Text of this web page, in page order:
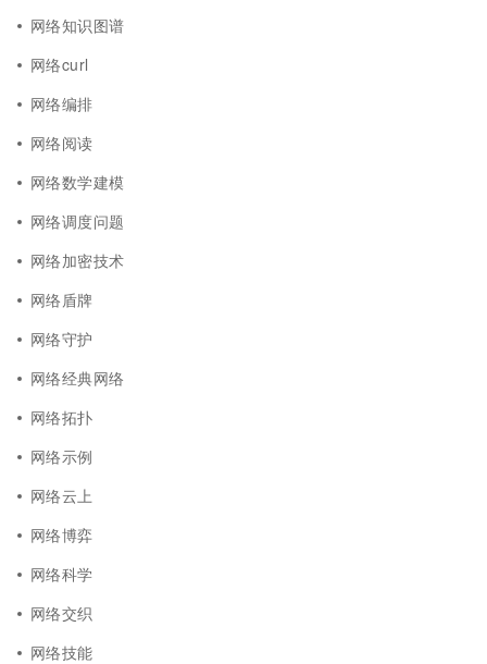
网络知识图谱
网络curl
网络编排
网络阅读
网络数学建模
网络调度问题
网络加密技术
网络盾牌
网络守护
网络经典网络
网络拓扑
网络示例
网络云上
网络博弈
网络科学
网络交织
网络技能